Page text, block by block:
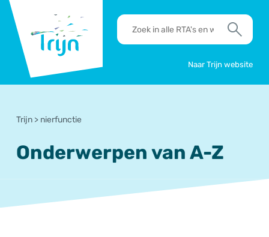
Trijn
RTA's
en
Zoek
Naar Trijn website
Trijn > nierfunctie
Onderwerpen van A-Z